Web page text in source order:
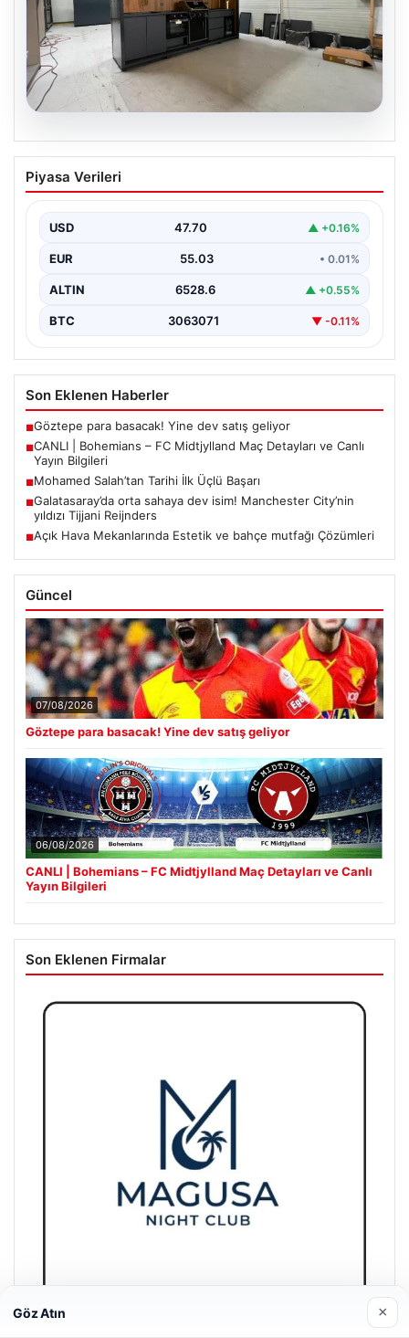
04.08.2026
Açık Hava Mekanlarında Estetik ve
bahçe mutfağı Çözümleri
konutların en değerli bölümlerinden bir tanesi gelmiştir.
Bahçeyle…
Piyasa Verileri
USD 47.70 ▲ +0.16%
EUR 55.03 • 0.01%
ALTIN 6528.6 ▲ +0.55%
BTC 3063071 ▼ -0.11%
Son Eklenen Haberler
■Göztepe para basacak! Yine dev satış geliyor
■CANLI | Bohemians – FC Midtjylland Maç Detayları ve Canlı
Yayın Bilgileri
■Mohamed Salah’tan Tarihi İlk Üçlü Başarı
■Galatasaray’da orta sahaya dev isim! Manchester City’nin
yıldızı Tijjani Reijnders
■Açık Hava Mekanlarında Estetik ve bahçe mutfağı Çözümleri
Güncel
07/08/2026
Göztepe para basacak! Yine dev satış geliyor
06/08/2026
CANLI | Bohemians – FC Midtjylland Maç Detayları ve Canlı
Yayın Bilgileri
Son Eklenen Firmalar
Göz Atın ×